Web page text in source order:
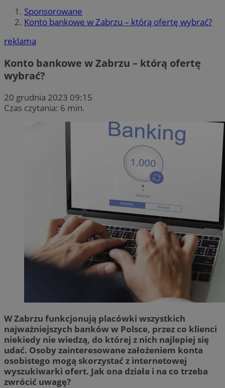
Sponsorowane
Konto bankowe w Zabrzu – którą ofertę wybrać?
reklama
Konto bankowe w Zabrzu – którą ofertę
wybrać?
20 grudnia 2023 09:15
Czas czytania: 6 min.
W Zabrzu funkcjonują placówki wszystkich
najważniejszych banków w Polsce, przez co klienci
niekiedy nie wiedzą, do której z nich najlepiej się
udać. Osoby zainteresowane założeniem konta
osobistego mogą skorzystać z internetowej
wyszukiwarki ofert. Jak ona działa i na co trzeba
zwrócić uwagę?